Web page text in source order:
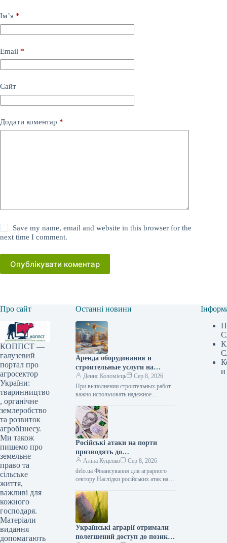
Ім’я *
Email *
Сайт
Додати коментар *
Save my name, email and website in this browser for the
next time I comment.
Опублікувати коментар
Про сайт
КОППСТ —
галузевий
портал про
агросектор
України:
тваринництво
, органічне
землеробство
та розвиток
агробізнесу.
Ми також
пишемо про
земельне
право та
сільське
життя,
важливі для
кожного
господаря.
Матеріали
видання
допомагають
Останні новини
Аренда оборудования и
строительные услуги на
Lunbix
Денис Коломієць
Сер 8, 2026
При выполнении строительных работ
важно использовать надежное
опытными специалистами. Именно
поэтому многие заказчики выбирают
маркетплейс Lunbix,…
Російські атаки на порти
призводять до
багатомільярдних збитків для
України: один удар сягає 30
мільйонів доларів —
Аліна Куценко
Сер 8, 2026
delo.ua Фінансування для аграрного
сектору Наслідки російських атак на
можуть сягати прямих збитків у
десятки мільйонів доларів.…
Українські аграрії отримали
полегшений доступ до позик
и